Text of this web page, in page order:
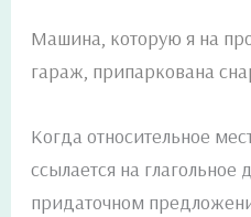
Машина, которую я на
гараж, припаркована
Когда относительное
ссылается на глагольное
придаточном